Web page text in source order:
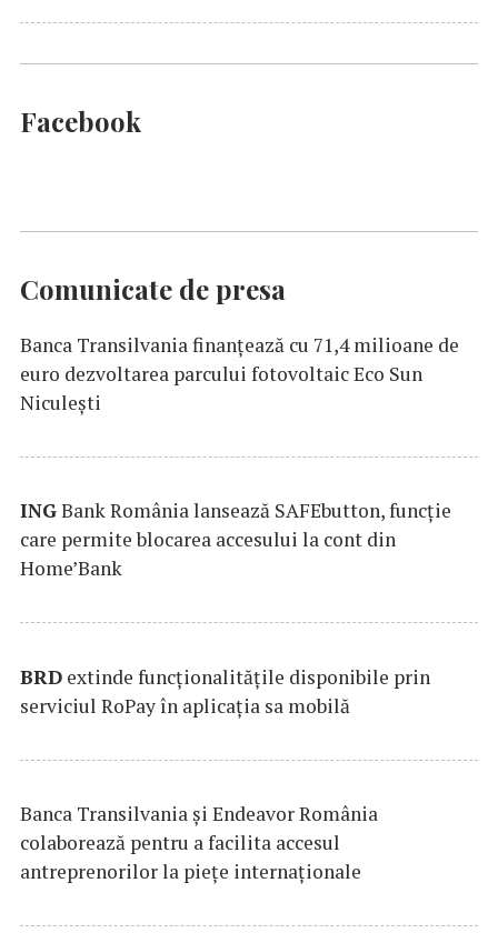
Facebook
Comunicate de presa
Banca Transilvania finanțează cu 71,4 milioane de
euro dezvoltarea parcului fotovoltaic Eco Sun
Niculești
INGBank România lansează SAFEbutton, funcţie
care permite blocarea accesului la cont din
Home’Bank
BRD extinde funcţionalităţile disponibile prin
serviciul RoPay în aplicaţia sa mobilă
Banca Transilvania şi Endeavor România
colaborează pentru a facilita accesul
antreprenorilor la pieţe internaţionale